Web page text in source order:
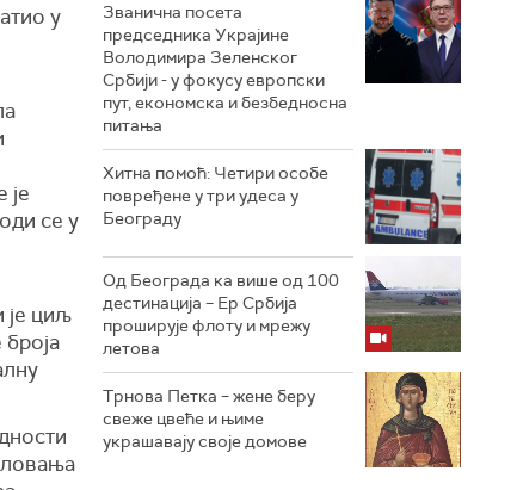
у
је
се у
је циљ
Званична посета
председника Украјине
Володимира Зеленског
Србији - у фокусу европски
пут, економска и безбедносна
питања
Хитна помоћ: Четири особе
повређене у три удеса у
Београду
Од Београда ка више од 100
дестинација – Ер Србија
проширује флоту и мрежу
летова
Трнова Петка – жене беру
свеже цвеће и њиме
украшавају своје домове